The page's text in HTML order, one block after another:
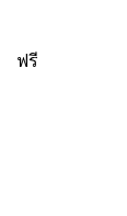
ฟรี